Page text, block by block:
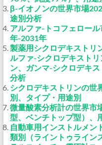
β-イオノンの世界市場
途別分析
アルファ-トコフェロー
年-2031年
製薬用シクロデキストリ
ルファ-シクロデキスト
ン、ガンマ-シクロデキ
分析
シクロデキストリンの世
別、タイプ・用途別
微量酸素分析計の世界市
型、ベンチトップ型）、
自動車用インストルメン
類別（ライントゥライン